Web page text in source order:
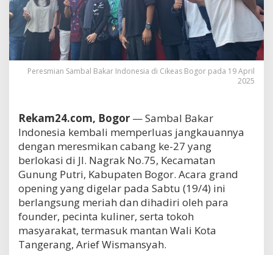
Peresmian Sambal Bakar Indonesia di Cikeas Bogor pada 19 April
2025
Rekam24.com, Bogor — Sambal Bakar
Indonesia kembali memperluas jangkauannya
dengan meresmikan cabang ke-27 yang
berlokasi di Jl. Nagrak No.75, Kecamatan
Gunung Putri, Kabupaten Bogor. Acara grand
opening yang digelar pada Sabtu (19/4) ini
berlangsung meriah dan dihadiri oleh para
founder, pecinta kuliner, serta tokoh
masyarakat, termasuk mantan Wali Kota
Tangerang, Arief Wismansyah.